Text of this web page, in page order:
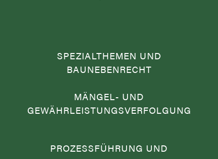
SPEZIALTHEMEN UND
BAUNEBENRECHT
MÄNGEL- UND
GEWÄHRLEISTUNGSVERFOLGUNG
PROZESSFÜHRUNG UND